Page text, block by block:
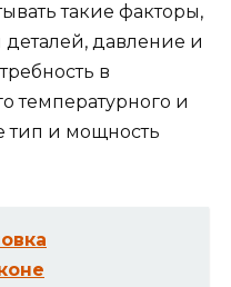
такие факторы,
давление и
в
температурного и
тип и мощность